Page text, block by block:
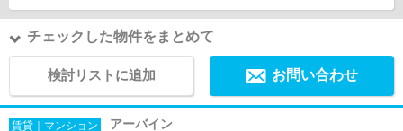
チェックした物件をまとめて
検討リストに追加 お問い合わせ
賃貸｜マンション アーバイン